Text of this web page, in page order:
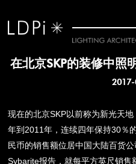
在北京SKP的装修中照
2017-
现在的北京SKP以前称为新光天地
年到 2011年，连续四年保持30％
民币的销售额位居中国大陆百货
Sybarite报告，就每平方英尺销售